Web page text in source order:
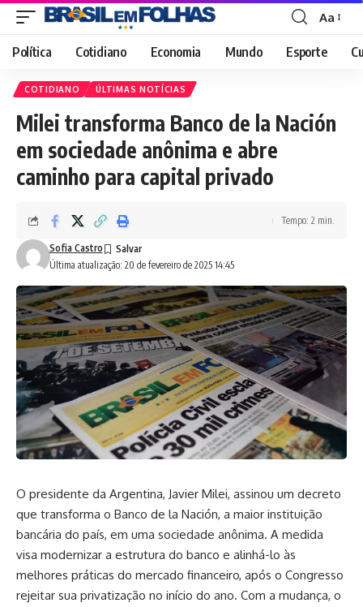
Font
Resizer
Aa
Política Cotidiano Economia Mundo Esporte
COTIDIANO ÚLTIMAS NOTÍCIAS
Milei transforma Banco de la Nación
em sociedade anônima e abre
caminho para capital privado
Última atualização: 20 de fevereiro de 2025 14:45
Sofia Castro
Tempo: 2 min.
O presidente da Argentina, Javier Milei, assinou um decreto
que transforma o Banco de la Nación, a maior instituição
bancária do país, em uma sociedade anônima. A medida
visa modernizar a estrutura do banco e alinhá-lo às
melhores práticas do mercado financeiro, após o Congresso
rejeitar sua privatização no início do ano. Com a mudança, o